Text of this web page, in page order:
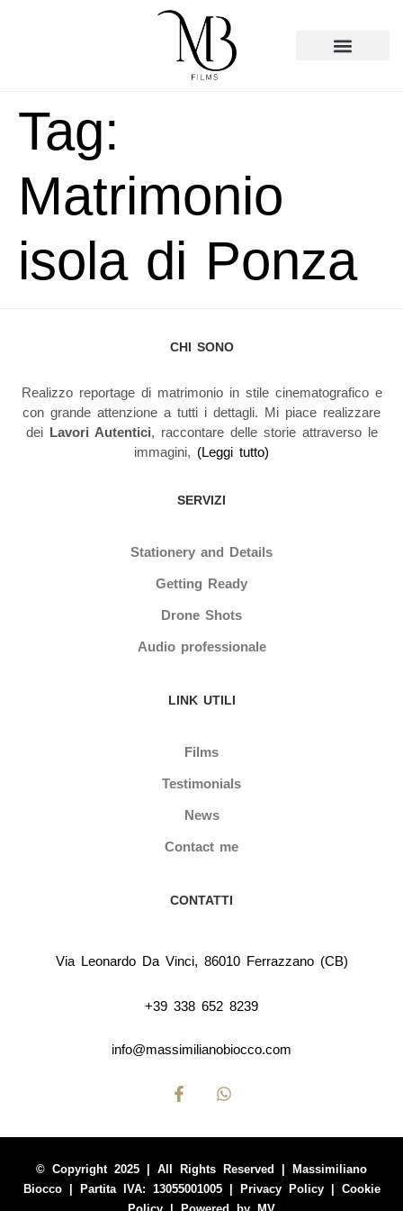
Tag:
Matrimonio
isola di Ponza
CHI SONO
Realizzo reportage di matrimonio in stile cinematografico e
con grande attenzione a tutti i dettagli. Mi piace realizzare
dei Lavori Autentici, raccontare delle storie attraverso le
immagini, (Leggi tutto)
SERVIZI
Stationery and Details
Getting Ready
Drone Shots
Audio professionale
LINK UTILI
Films
Testimonials
News
Contact me
CONTATTI
Via Leonardo Da Vinci, 86010 Ferrazzano (CB)
+39 338 652 8239
info@massimilianobiocco.com
© Copyright 2025 | All Rights Reserved | Massimiliano
Biocco | Partita IVA: 13055001005 |
Privacy Policy| Cookie